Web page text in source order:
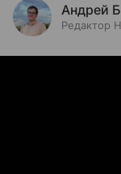
Андрей
Редактор